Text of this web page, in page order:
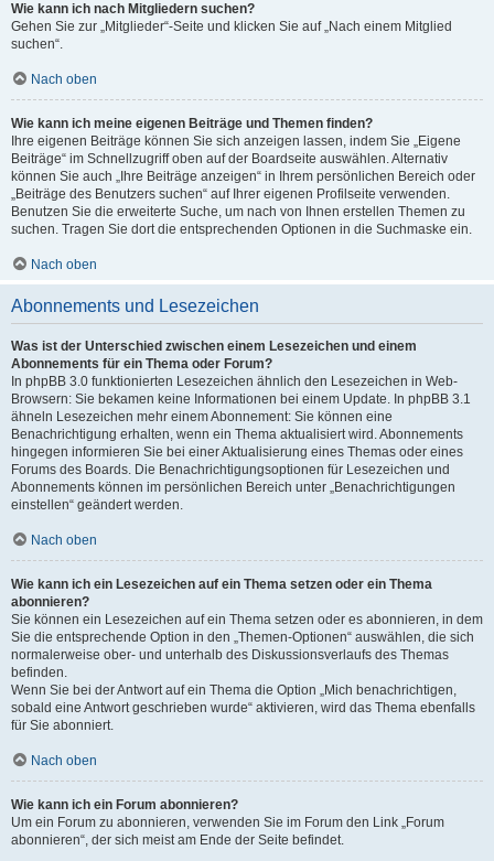
Wie kann ich nach Mitgliedern suchen?
Gehen Sie zur „Mitglieder“-Seite und klicken Sie auf „Nach einem Mitglied
suchen“.
Nach oben
Wie kann ich meine eigenen Beiträge und Themen finden?
Ihre eigenen Beiträge können Sie sich anzeigen lassen, indem Sie „Eigene
Beiträge“ im Schnellzugriff oben auf der Boardseite auswählen. Alternativ
können Sie auch „Ihre Beiträge anzeigen“ in Ihrem persönlichen Bereich oder
„Beiträge des Benutzers suchen“ auf Ihrer eigenen Profilseite verwenden.
Benutzen Sie die erweiterte Suche, um nach von Ihnen erstellen Themen zu
suchen. Tragen Sie dort die entsprechenden Optionen in die Suchmaske ein.
Nach oben
Abonnements und Lesezeichen
Was ist der Unterschied zwischen einem Lesezeichen und einem
Abonnements für ein Thema oder Forum?
In phpBB 3.0 funktionierten Lesezeichen ähnlich den Lesezeichen in Web-
Browsern: Sie bekamen keine Informationen bei einem Update. In phpBB 3.1
ähneln Lesezeichen mehr einem Abonnement: Sie können eine
Benachrichtigung erhalten, wenn ein Thema aktualisiert wird. Abonnements
hingegen informieren Sie bei einer Aktualisierung eines Themas oder eines
Forums des Boards. Die Benachrichtigungsoptionen für Lesezeichen und
Abonnements können im persönlichen Bereich unter „Benachrichtigungen
einstellen“ geändert werden.
Nach oben
Wie kann ich ein Lesezeichen auf ein Thema setzen oder ein Thema
abonnieren?
Sie können ein Lesezeichen auf ein Thema setzen oder es abonnieren, in dem
Sie die entsprechende Option in den „Themen-Optionen“ auswählen, die sich
normalerweise ober- und unterhalb des Diskussionsverlaufs des Themas
befinden.
Wenn Sie bei der Antwort auf ein Thema die Option „Mich benachrichtigen,
sobald eine Antwort geschrieben wurde“ aktivieren, wird das Thema ebenfalls
für Sie abonniert.
Nach oben
Wie kann ich ein Forum abonnieren?
Um ein Forum zu abonnieren, verwenden Sie im Forum den Link „Forum
abonnieren“, der sich meist am Ende der Seite befindet.